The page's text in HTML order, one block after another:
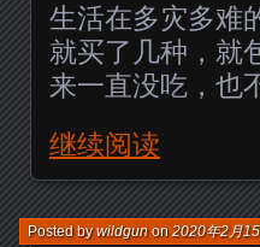
生活在多灾多难
就买了几种，就
来一直没吃，也
继续阅读
Posted bywildgunon2020年2月